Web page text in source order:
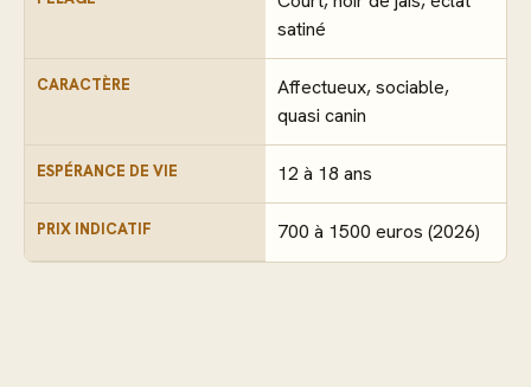
satiné
CARACTÈRE
Affectueux, sociable,
quasi canin
ESPÉRANCE DE VIE 12 à 18 ans
PRIX INDICATIF 700 à 1500 euros (2026)